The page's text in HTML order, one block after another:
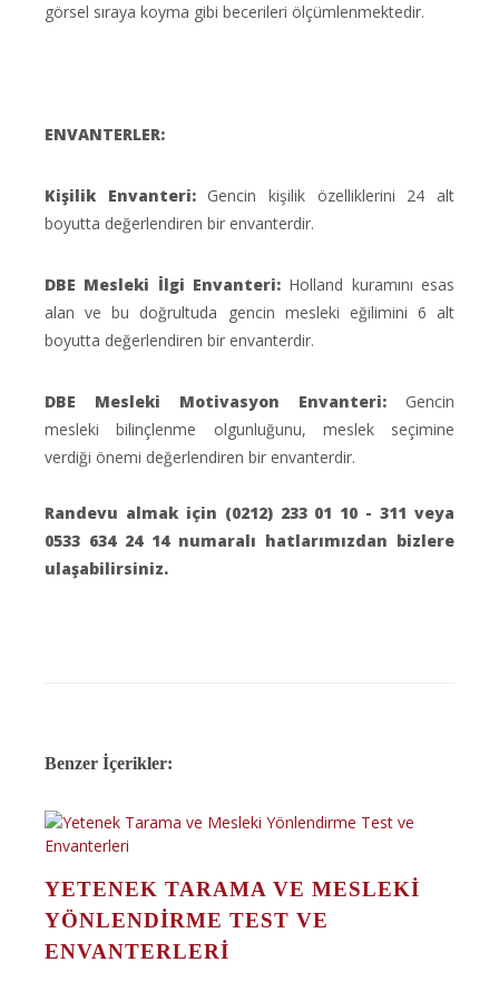
görsel sıraya koyma gibi becerileri ölçümlenmektedir.
ENVANTERLER:
Kişilik Envanteri: Gencin kişilik özelliklerini 24 alt
boyutta değerlendiren bir envanterdir.
DBE Mesleki İlgi Envanteri: Holland kuramını esas
alan ve bu doğrultuda gencin mesleki eğilimini 6 alt
boyutta değerlendiren bir envanterdir.
DBE Mesleki Motivasyon Envanteri: Gencin
mesleki bilinçlenme olgunluğunu, meslek seçimine
verdiği önemi değerlendiren bir envanterdir.
Randevu almak için (0212) 233 01 10 - 311 veya
0533 634 24 14 numaralı hatlarımızdan bizlere
ulaşabilirsiniz.
Benzer İçerikler:
YETENEK TARAMA VE MESLEKI
YÖNLENDIRME TEST VE
ENVANTERLERI